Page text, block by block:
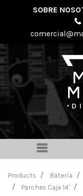
SOBRE
Products Batería
Parches Caja 14'